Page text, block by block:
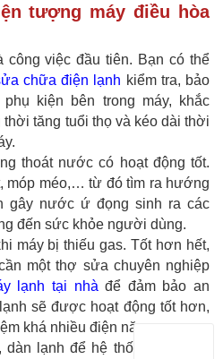
tượng máy điều hòa
công việc đầu tiên. Bạn có thể
chữa điện lạnh kiểm tra, bảo
kiện bên trong máy, khắc
thời tăng tuổi thọ và kéo dài thời
thoát nước có hoạt động tốt.
móp méo,… từ đó tìm ra hướng
gây nước ứ đọng sinh ra các
đến sức khỏe người dùng.
máy bị thiếu gas. Tốt hơn hết,
một thợ sửa chuyên nghiệp
lạnh tại nhà để đảm bảo an
sẽ được hoạt động tốt hơn,
khá nhiều điện năng.
lạnh để hệ thống làm việc